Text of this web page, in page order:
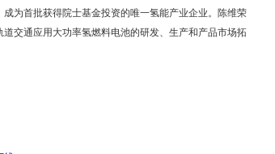
为首批获得院士基金投资的唯一氢能产业企业。陈维荣
交通应用大功率氢燃料电池的研发、生产和产品市场拓